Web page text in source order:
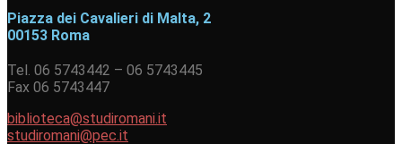
Piazza dei Cavalieri di Malta, 2
00153 Roma
Tel. 06 5743442 – 06 5743445
Fax 06 5743447
biblioteca@studiromani.it
studiromani@pec.it